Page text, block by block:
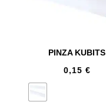
PINZA KUBITS
0,15 €